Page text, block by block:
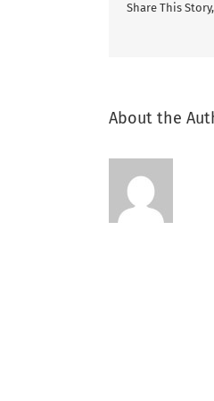
Share This
About the